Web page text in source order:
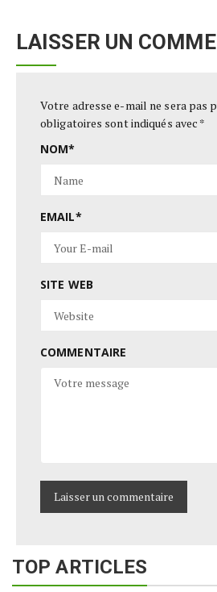
LAISSER UN
Votre adresse e-mail ne sera pas
obligatoires sont indiqués avec *
NOM*
EMAIL*
SITE WEB
COMMENTAIRE
TOP ARTICLES